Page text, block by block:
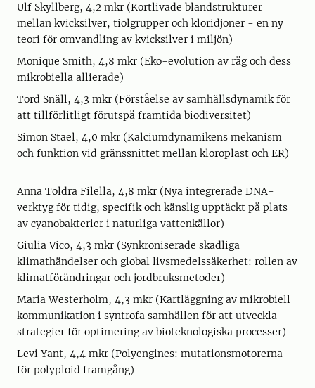
Ulf Skyllberg, 4,2 mkr (Kortlivade blandstrukturer
mellan kvicksilver, tiolgrupper och kloridjoner - en ny
teori för omvandling av kvicksilver i miljön)
Monique Smith, 4,8 mkr (Eko-evolution av råg och dess
mikrobiella allierade)
Tord Snäll, 4,3 mkr (Förståelse av samhällsdynamik för
att tillförlitligt förutspå framtida biodiversitet)
Simon Stael, 4,0 mkr (Kalciumdynamikens mekanism
och funktion vid gränssnittet mellan kloroplast och ER)
Anna Toldra Filella, 4,8 mkr (Nya integrerade DNA-
verktyg för tidig, specifik och känslig upptäckt på plats
av cyanobakterier i naturliga vattenkällor)
Giulia Vico, 4,3 mkr (Synkroniserade skadliga
klimathändelser och global livsmedelssäkerhet: rollen av
klimatförändringar och jordbruksmetoder)
Maria Westerholm, 4,3 mkr (Kartläggning av mikrobiell
kommunikation i syntrofa samhällen för att utveckla
strategier för optimering av bioteknologiska processer)
Levi Yant, 4,4 mkr (Polyengines: mutationsmotorerna
för polyploid framgång)